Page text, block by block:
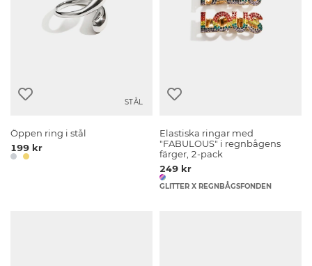
STÅL
Öppen ring i stål
199 kr
Elastiska ringar med
"FABULOUS" i regnbågens
färger, 2-pack
249 kr
GLITTER X REGNBÅGSFONDEN